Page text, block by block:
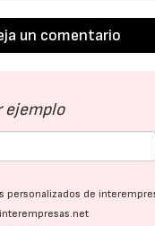
un comentario
ejemplo
personalizados de